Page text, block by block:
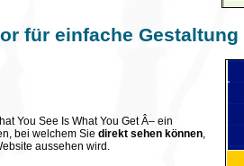
für einfache
You See Is What You Get Â– ein
bei welchem Sie direkt sehen können,
aussehen wird.